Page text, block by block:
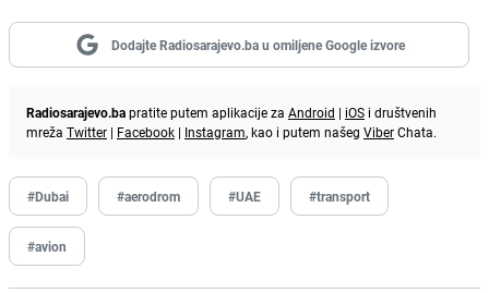
Dodajte Radiosarajevo.ba u omiljene Google izvore
Radiosarajevo.bapratite putem aplikacije za Android | iOS i društvenih
mreža Twitter | Facebook | Instagram, kao i putem našeg ViberChata.
#Dubai #aerodrom #UAE #transport
#avion